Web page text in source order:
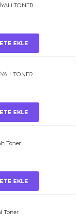
TONER
EKLE
TONER
EKLE
Toner
EKLE
Toner